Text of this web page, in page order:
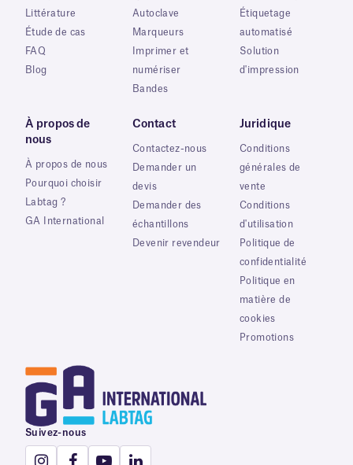
Littérature
Étude de cas
FAQ
Blog
Autoclave
Marqueurs
Imprimer et
numériser
Bandes
Étiquetage
automatisé
Solution
d'impression
À propos de
nous
À propos de nous
Pourquoi choisir
Labtag ?
GA International
Contact
Contactez-nous
Demander un
devis
Demander des
échantillons
Devenir revendeur
Juridique
Conditions
générales de
vente
Conditions
d'utilisation
Politique de
confidentialité
Politique en
matière de
cookies
Promotions
Suivez-nous